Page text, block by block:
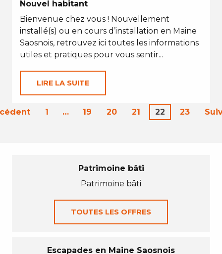
Nouvel habitant
Bienvenue chez vous ! Nouvellement
installé(s) ou en cours d’installation en Maine
Saosnois, retrouvez ici toutes les informations
utiles et pratiques pour vous sentir...
LIRE LA SUITE
1 … 19 20 21 22 23
Patrimoine bâti
Patrimoine bâti
TOUTES LES OFFRES
Escapades en Maine Saosnois